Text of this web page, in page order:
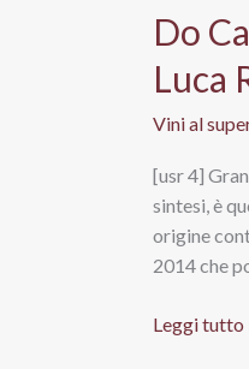
Do
Luca
Vini al
[usr 4]
sintesi, è
origine
2014 che
Do
Leggi tutto